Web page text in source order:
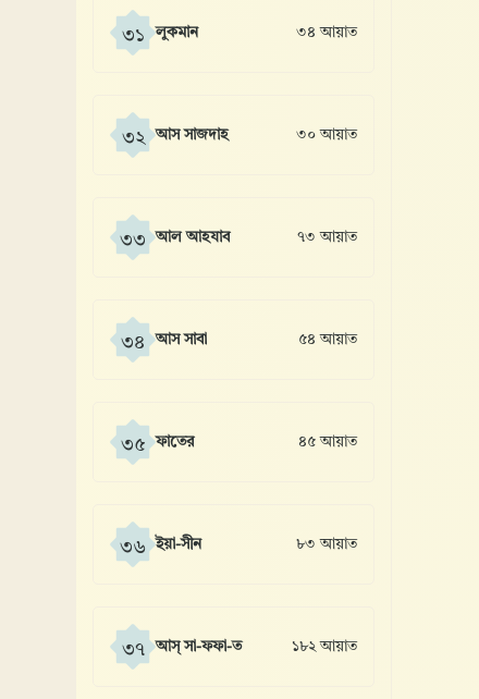
৩১ লুকমান ৩৪ আয়াত
৩২ আস সাজদাহ ৩০ আয়াত
৩৩ আল আহযাব ৭৩ আয়াত
৩৪ আস সাবা ৫৪ আয়াত
৩৫ ফাতের ৪৫ আয়াত
৩৬ ইয়া-সীন ৮৩ আয়াত
৩৭ আস্ সা-ফফা-ত ১৮২ আয়াত